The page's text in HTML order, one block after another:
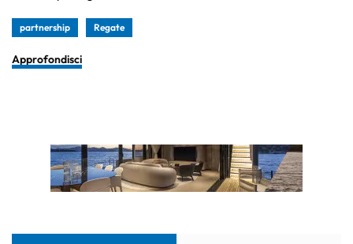
partnership Regate
Approfondisci